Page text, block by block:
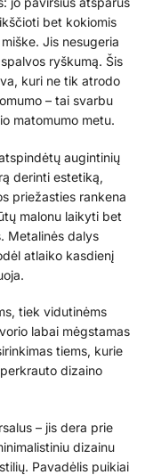
bet kokiomis
Jis nesugeria
ryškumą. Šis
kuri ne tik atrodo
– tai svarbu
matomumo metu.
augintinių
derinti estetiką,
priežasties rankena
malonu laikyti bet
Metalinės dalys
atlaiko kasdienį
tiek vidutinėms
labai mėgstamas
tiems, kurie
dizaino
– jis dera prie
dizainu
Pavadėlis puikiai